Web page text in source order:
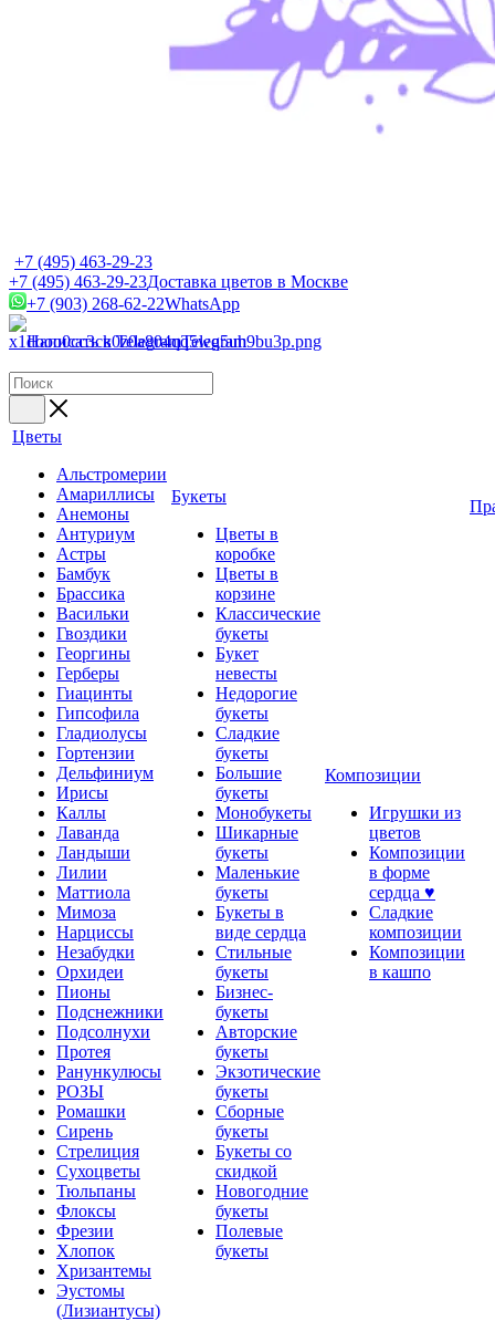
+7 (495) 463-29-23
+7 (495) 463-29-23Доставка цветов в Москве
+7 (903) 268-62-22WhatsApp
Написать в TelegramTelegram
Цветы
Альстромерии
Амариллисы
Анемоны
Антуриум
Астры
Бамбук
Брассика
Васильки
Гвоздики
Георгины
Герберы
Гиацинты
Гипсофила
Гладиолусы
Гортензии
Дельфиниум
Ирисы
Каллы
Лаванда
Ландыши
Лилии
Маттиола
Мимоза
Нарциссы
Незабудки
Орхидеи
Пионы
Подснежники
Подсолнухи
Протея
Ранункулюсы
РОЗЫ
Ромашки
Сирень
Стрелиция
Сухоцветы
Тюльпаны
Флоксы
Фрезии
Хлопок
Хризантемы
Эустомы
(Лизиантусы)
Букеты
Цветы в
коробке
Цветы в
корзине
Классические
букеты
Букет
невесты
Недорогие
букеты
Сладкие
букеты
Большие
букеты
Монобукеты
Шикарные
букеты
Маленькие
букеты
Букеты в
виде сердца
Стильные
букеты
Бизнес-
букеты
Авторские
букеты
Экзотические
букеты
Сборные
букеты
Букеты со
скидкой
Новогодние
букеты
Полевые
букеты
Композиции
Игрушки из
цветов
Композиции
в форме
сердца ♥
Сладкие
композиции
Композиции
в кашпо